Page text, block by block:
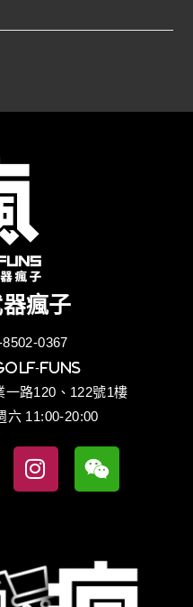
瘋子
0367
funs
路120、122號1樓
六 11:00-20:00